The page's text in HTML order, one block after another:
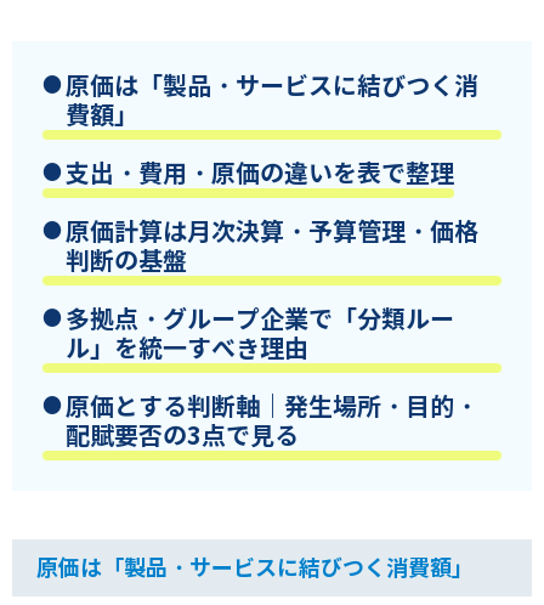
原価は「製品・サービスに結びつく消
費額」
支出・費用・原価の違いを表で整理
原価計算は月次決算・予算管理・価格
判断の基盤
多拠点・グループ企業で「分類ルー
ル」を統一すべき理由
原価とする判断軸｜発生場所・目的・
配賦要否の3点で見る
原価は「製品・サービスに結びつく消費額」